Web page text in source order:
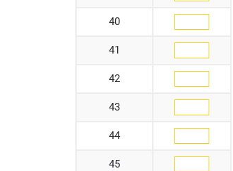
40
41
42
43
44
45